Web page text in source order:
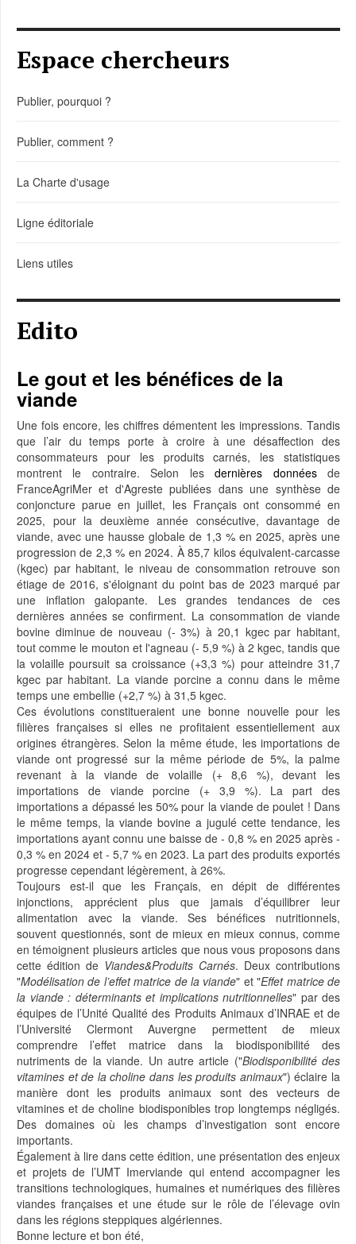
Espace chercheurs
Publier, pourquoi ?
Publier, comment ?
La Charte d'usage
Ligne éditoriale
Liens utiles
Edito
Le gout et les bénéfices de la
viande
Une fois encore, les chiffres démentent les impressions. Tandis
que l’air du temps porte à croire à une désaffection des
consommateurs pour les produits carnés, les statistiques
montrent le contraire. Selon lesdernières donnéesde
FranceAgriMer et d'Agreste publiées dans une synthèse de
conjoncture parue en juillet, les Français ont consommé en
2025, pour la deuxième année consécutive, davantage de
viande, avec une hausse globale de 1,3 % en 2025, après une
progression de 2,3 % en 2024. À 85,7 kilos équivalent-carcasse
(kgec) par habitant, le niveau de consommation retrouve son
étiage de 2016, s'éloignant du point bas de 2023 marqué par
une inflation galopante. Les grandes tendances de ces
dernières années se confirment. La consommation de viande
bovine diminue de nouveau (- 3%) à 20,1 kgec par habitant,
tout comme le mouton et l'agneau (- 5,9 %) à 2 kgec, tandis que
la volaille poursuit sa croissance (+3,3 %) pour atteindre 31,7
kgec par habitant. La viande porcine a connu dans le même
temps une embellie (+2,7 %) à 31,5 kgec.
Ces évolutions constitueraient une bonne nouvelle pour les
filières françaises si elles ne profitaient essentiellement aux
origines étrangères. Selon la même étude, les importations de
viande ont progressé sur la même période de 5%, la palme
revenant à la viande de volaille (+ 8,6 %), devant les
importations de viande porcine (+ 3,9 %). La part des
importations a dépassé les 50% pour la viande de poulet ! Dans
le même temps, la viande bovine a jugulé cette tendance, les
importations ayant connu une baisse de - 0,8 % en 2025 après -
0,3 % en 2024 et - 5,7 % en 2023. La part des produits exportés
progresse cependant légèrement, à 26%.
Toujours est-il que les Français, en dépit de différentes
injonctions, apprécient plus que jamais d’équilibrer leur
alimentation avec la viande. Ses bénéfices nutritionnels,
souvent questionnés, sont de mieux en mieux connus, comme
en témoignent plusieurs articles que nous vous proposons dans
cette édition de Viandes&Produits Carnés. Deux contributions
"Modélisation de l’effet matrice de la viande" et "Effet matrice de
la viande : déterminants et implications nutritionnelles" par des
équipes de l’Unité Qualité des Produits Animaux d’INRAE et de
l’Université Clermont Auvergne permettent de mieux
comprendre l’effet matrice dans la biodisponibilité des
nutriments de la viande. Un autre article ("Biodisponibilité des
vitamines et de la choline dans les produits animaux") éclaire la
manière dont les produits animaux sont des vecteurs de
vitamines et de choline biodisponibles trop longtemps négligés.
Des domaines où les champs d’investigation sont encore
importants.
Également à lire dans cette édition, une présentation des enjeux
et projets de l’UMT Imerviande qui entend accompagner les
transitions technologiques, humaines et numériques des filières
viandes françaises et une étude sur le rôle de l’élevage ovin
dans les régions steppiques algériennes.
Bonne lecture et bon été,